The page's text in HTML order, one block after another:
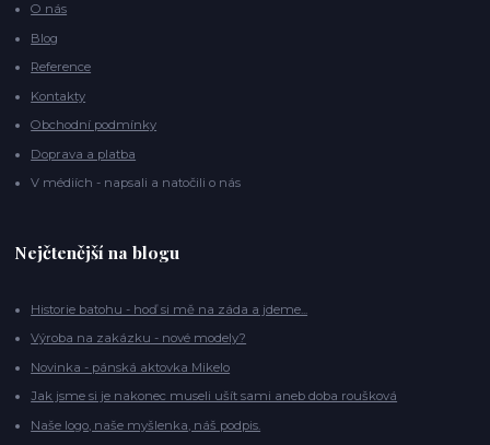
O nás
Blog
Reference
Kontakty
Obchodní podmínky
Doprava a platba
V médiích - napsali a natočili o nás
Nejčtenější na blogu
Historie batohu - hoď si mě na záda a jdeme...
Výroba na zakázku - nové modely?
Novinka - pánská aktovka Mikelo
Jak jsme si je nakonec museli ušít sami aneb doba roušková
Naše logo, naše myšlenka, náš podpis.